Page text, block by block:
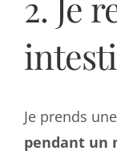
Je prends une
pendant un